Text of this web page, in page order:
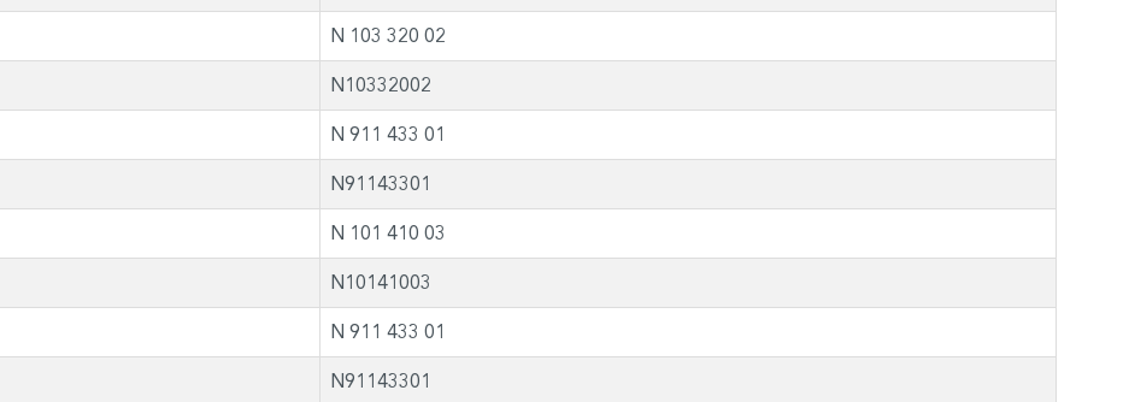
N 103 320 02
N10332002
N 911 433 01
N91143301
N 101 410 03
N10141003
N 911 433 01
N91143301